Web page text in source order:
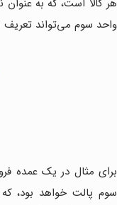
هر کالا است، که به
واحد سوم می‌تواند
برای مثال در یک عمده
سوم پالت خواهد بود، که